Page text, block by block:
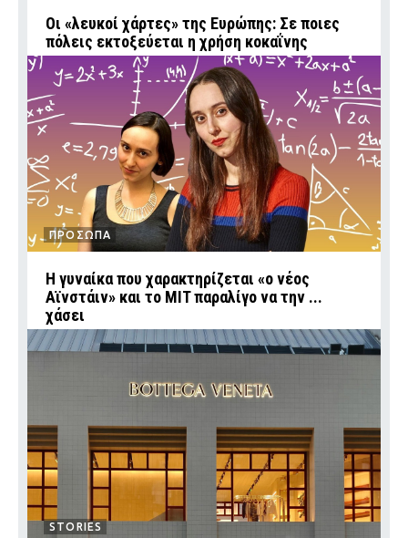
Οι «λευκοί χάρτες» της Ευρώπης: Σε ποιες
πόλεις εκτοξεύεται η χρήση κοκαΐνης
ΠΡΟΣΩΠΑ
Η γυναίκα που χαρακτηρίζεται «ο νέος
Αϊνστάιν» και το MIT παραλίγο να την ...
χάσει
STORIES